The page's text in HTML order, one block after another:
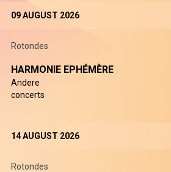
09 AUGUST 2026
Rotondes
HARMONIE EPHÉMÈRE
Andere
concerts
14 AUGUST 2026
Rotondes